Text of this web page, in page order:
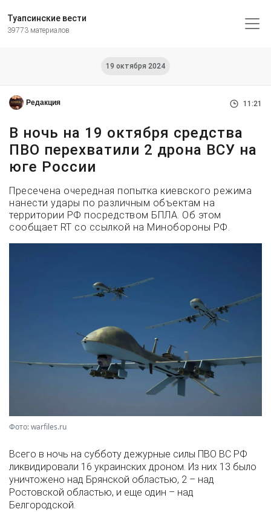
Туапсинские вести
39773 материалов
19 октября 2024
Редакция 11:21
В ночь на 19 октября средства
ПВО перехватили 2 дрона ВСУ на
юге России
Пресечена очередная попытка киевского режима
нанести удары по различным объектам на
территории РФ посредством БПЛА. Об этом
сообщает RT со ссылкой на Минобороны РФ.
Фото: warfiles.ru
Всего в ночь на субботу дежурные силы ПВО ВС РФ
ликвидировали 16 украинских дроном. Из них 13 было
уничтожено над Брянской областью, 2 – над
Ростовской областью, и еще один – над
Белгородской.